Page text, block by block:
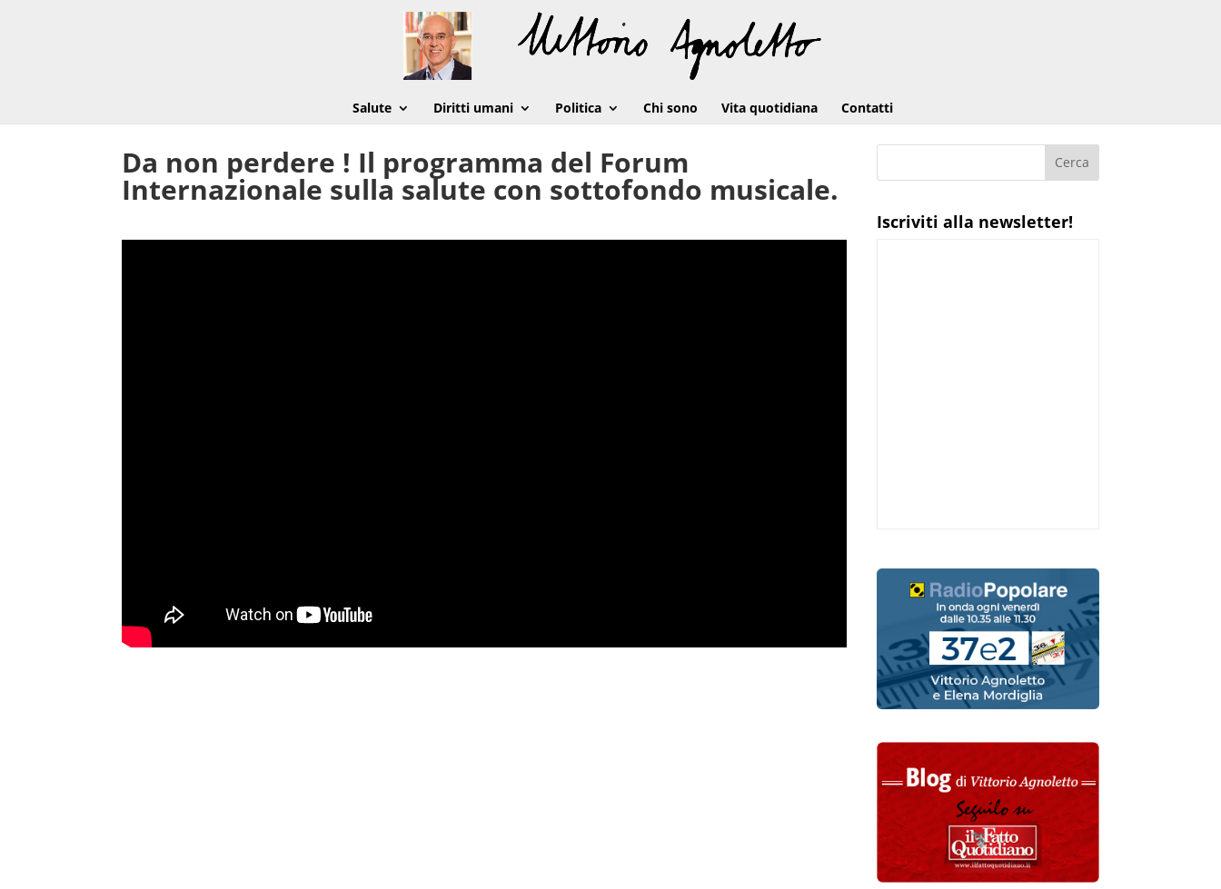
Salute Diritti umani Politica Chi sono Vita quotidiana Contatti
Da non perdere ! Il programma del Forum
Internazionale sulla salute con sottofondo musicale.
Iscriviti alla newsletter!